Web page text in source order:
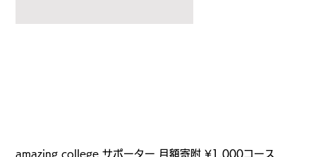
amazing college サポーター 月額寄附 ¥1,000コース